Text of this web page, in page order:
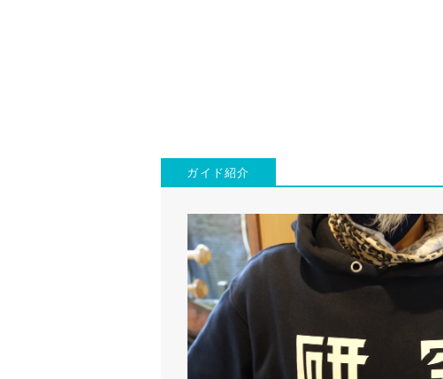
ガイド紹介